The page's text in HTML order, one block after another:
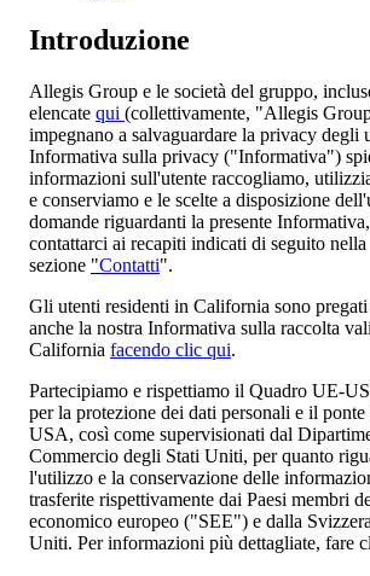
Introduzione
Allegis Group e le società del gruppo,
elencate qui (collettivamente, "Allegis
impegnano a salvaguardare la privacy degli
Informativa sulla privacy ("Informativa")
informazioni sull'utente raccogliamo,
e conserviamo e le scelte a disposizione
domande riguardanti la presente
contattarci ai recapiti indicati di seguito nella
sezione "Contatti".
Gli utenti residenti in California sono
anche la nostra Informativa sulla raccolta
California facendo clic qui.
Partecipiamo e rispettiamo il Quadro UE-
per la protezione dei dati personali e il
USA, così come supervisionati dal
Commercio degli Stati Uniti, per quanto
l'utilizzo e la conservazione delle
trasferite rispettivamente dai Paesi membri
economico europeo ("SEE") e dalla
Uniti. Per informazioni più dettagliate, fare